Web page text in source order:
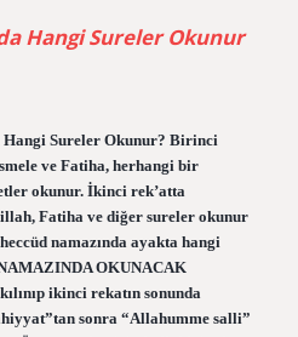
Hangi Sureler Okunur
Hangi Sureler Okunur? Birinci
ve Fatiha, herhangi bir
okunur. İkinci rek’atta
Fatiha ve diğer sureler okunur
namazında ayakta hangi
OKUNACAK
ikinci rekatın sonunda
sonra “Allahumme salli”